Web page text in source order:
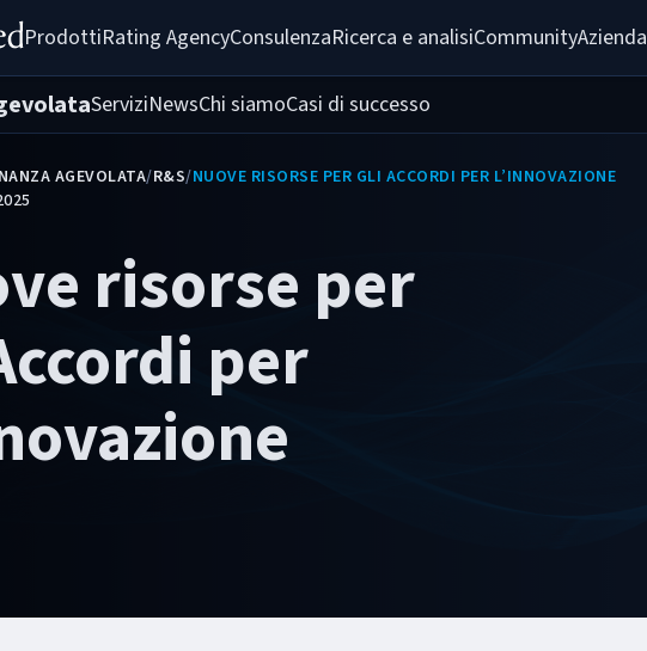
ProdottiRating AgencyConsulenzaRicerca e analisiCommunityAzienda
ServiziNewsChi siamoCasi di successo
AGEVOLATA/R&S/NUOVE RISORSE PER GLI ACCORDI PER L’INNOVAZIONE
risorse per
per